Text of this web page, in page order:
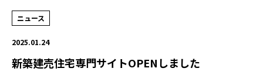
ニュース
2025.01.24
新築建売住宅専門サイトOPENしました